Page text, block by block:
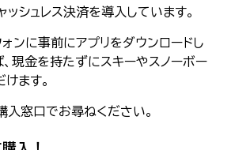
ッシュレス決済を導入しています。
ンに事前にアプリをダウンロードし
、現金を持たずにスキーやスノーボー
ます。
入窓口でお尋ねください。